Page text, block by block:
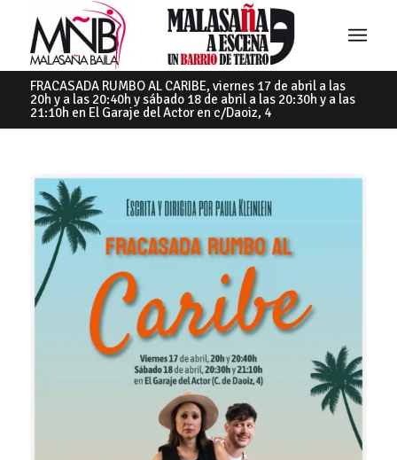
FRACASADA RUMBO AL CARIBE, viernes 17 de abril a las
20h y a las 20:40h y sábado 18 de abril a las 20:30h y a las
21:10h en El Garaje del Actor en c/Daoiz, 4